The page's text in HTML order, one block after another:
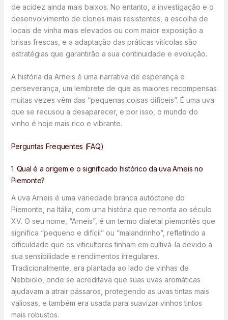
de acidez ainda mais baixos. No entanto, a investigação e o
desenvolvimento de clones mais resistentes, a escolha de
locais de vinha mais elevados ou com maior exposição a
brisas frescas, e a adaptação das práticas vitícolas são
estratégias que garantirão a sua continuidade e evolução.
A história da Arneis é uma narrativa de esperança e
perseverança, um lembrete de que as maiores recompensas
muitas vezes vêm das “pequenas coisas difíceis”. É uma uva
que se recusou a desaparecer, e por isso, o mundo do
vinho é hoje mais rico e vibrante.
Perguntas Frequentes (FAQ)
1. Qual é a origem e o significado histórico da uva Arneis no
Piemonte?
A uva Arneis é uma variedade branca autóctone do
Piemonte, na Itália, com uma história que remonta ao século
XV. O seu nome, “Arneis”, é um termo dialetal piemontês que
significa “pequeno e difícil” ou “malandrinho”, refletindo a
dificuldade que os viticultores tinham em cultivá-la devido à
sua sensibilidade e rendimentos irregulares.
Tradicionalmente, era plantada ao lado de vinhas de
Nebbiolo, onde se acreditava que suas uvas aromáticas
ajudavam a atrair pássaros, protegendo as uvas tintas mais
valiosas, e também era usada para suavizar vinhos tintos
mais robustos.